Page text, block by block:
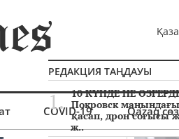
COVID-19 Qazaq
РЕДАКЦИЯ ТАҢДАУЫ
10 КҮНДЕ НЕ
Покровск маңындағы
қасап, дрон соғысы
ж..